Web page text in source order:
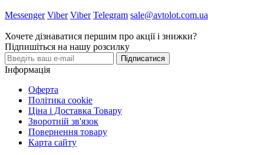
Messenger Viber Viber Telegram sale@avtolot.com.ua
Хочете дізнаватися першим про акції і знижки?
Підпишіться на нашу розсилку
Підписатися
Інформація
Оферта
Політика cookie
Ціна і Доставка Товару
Зворотній зв'язок
Повернення товару
Карта сайту